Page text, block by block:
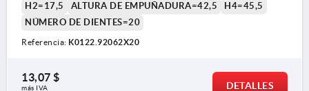
H2=17,5
ALTURA DE EMPUÑADURA=42,5
H4=45,5
NÚMERO DE DIENTES=20
Referencia: K0122.92062X20
13,07 $
más IVA DETALLES